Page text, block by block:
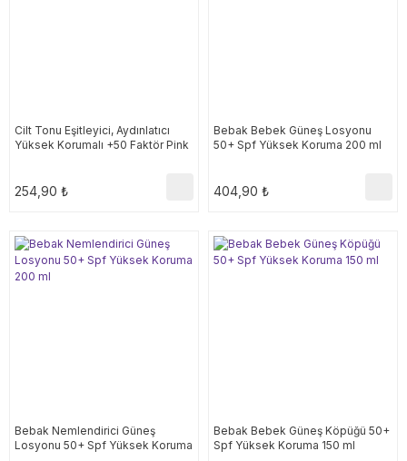
Cilt Tonu Eşitleyici, Aydınlatıcı
Yüksek Korumalı +50 Faktör Pink
254,90 ₺
Bebak Bebek Güneş Losyonu
50+ Spf Yüksek Koruma 200 ml
404,90 ₺
Bebak Nemlendirici Güneş
Losyonu 50+ Spf Yüksek Koruma
Bebak Bebek Güneş Köpüğü 50+
Spf Yüksek Koruma 150 ml